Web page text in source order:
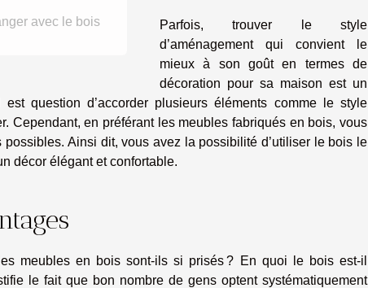
avec le bois
Parfois, trouver le style
d’aménagement qui convient le
mieux à son goût en termes de
décoration pour sa maison est un
question d’accorder plusieurs éléments comme le style
Cependant, en préférant les meubles fabriqués en bois, vous
Ainsi dit, vous avez la possibilité d’utiliser le bois le
décor élégant et confortable.
meubles en bois sont-ils si prisés ? En quoi le bois est-il
le fait que bon nombre de gens optent systématiquement